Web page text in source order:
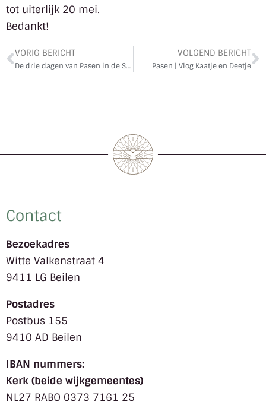
tot uiterlijk 20 mei.
Bedankt!
VORIG BERICHT
De drie dagen van Pasen in de Stefanuskerk – Diensten en Liturgie
VOLGEND BERICHT
Pasen | Vlog Kaatje en Deetje
Contact
Bezoekadres
Witte Valkenstraat 4
9411 LG Beilen
Postadres
Postbus 155
9410 AD Beilen
IBAN nummers:
Kerk (beide wijkgemeentes)
NL27 RABO 0373 7161 25